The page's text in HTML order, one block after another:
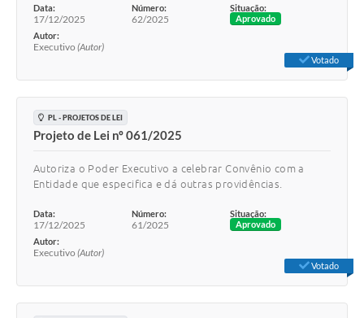
Consulta Popular
Lei Geral de Proteção de Dados (LGPD)
Ouvidoria Legislativa
SIC / e-SIC
Pesquisa de satisfação
Data:
17/12/2025
Número:
62/2025
Situação:
Aprovado
Autor:
Executivo (Autor)
Votado
PL - PROJETOS DE LEI
Projeto de Lei nº 061/2025
Autoriza o Poder Executivo a celebrar Convênio com a
Entidade que especifica e dá outras providências.
Data:
17/12/2025
Número:
61/2025
Situação:
Aprovado
Autor:
Executivo (Autor)
Votado